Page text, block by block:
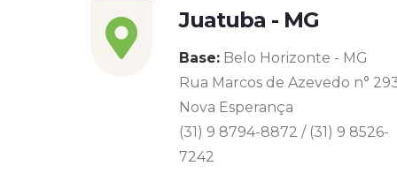
Juatuba - MG
Base: Belo Horizonte - MG
Rua Marcos de Azevedo n°
Nova Esperança
(31) 9 8794-8872 / (31) 9 8526-
7242